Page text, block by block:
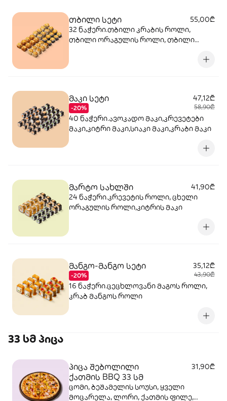
თბილი სეტი
55,00₾
32 ნაჭერი.თბილი კრაბის როლი,
თბილი ორაგულის როლი, თბილი
მაკი სეტი
-20%
47,12₾
58,90₾
40 ნაჭერი.ავოკადო მაკი,კრევეტები
მაკი,კიტრი მაკი,სიაკი მაკი,კრაბი მაკი
მარტო სახლში
41,90₾
24 ნაჭერი.კრევეტის როლი, ცხელი
ორაგულის როლი,კიტრის მაკი
მანგო-მანგო სეტი
-20%
35,12₾
43,90₾
16 ნაჭერი.ცეცხლოვანი მაგოს როლი,
კრაბ მანგოს როლი
33 სმ პიცა
პიცა შებოლილი
ქათმის BBQ 33 სმ
31,90₾
ცომი, ბეშამელის სოუსი, ყველი
მოცარელა, ლორი, ქათმის ფილე,